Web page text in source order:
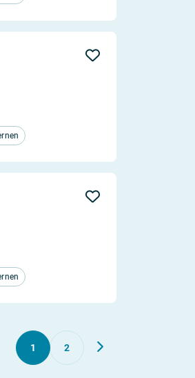
1 2